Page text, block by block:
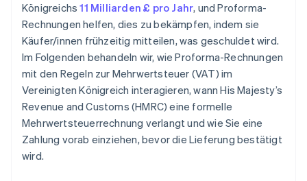
Königreichs11 Milliarden £ pro Jahr, und Proforma-
Rechnungen helfen, dies zu bekämpfen, indem sie
Käufer/innen frühzeitig mitteilen, was geschuldet wird.
Im Folgenden behandeln wir, wie Proforma-Rechnungen
mit den Regeln zur Mehrwertsteuer (VAT) im
Vereinigten Königreich interagieren, wann His Majesty’s
Revenue and Customs (HMRC) eine formelle
Mehrwertsteuerrechnung verlangt und wie Sie eine
Zahlung vorab einziehen, bevor die Lieferung bestätigt
wird.